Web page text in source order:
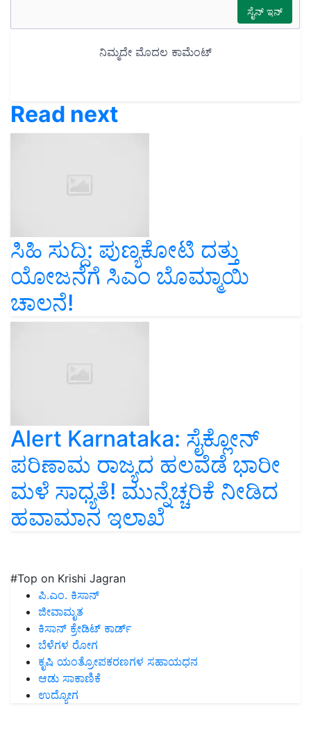
Read next
ಸಿಹಿ ಸುದ್ದಿ: ಪುಣ್ಯಕೋಟಿ ದತ್ತು
ಯೋಜನೆಗೆ ಸಿಎಂ ಬೊಮ್ಮಾಯಿ
ಚಾಲನೆ!
Alert Karnataka: ಸೈಕ್ಲೋನ್
ಪರಿಣಾಮ ರಾಜ್ಯದ ಹಲವೆಡೆ ಭಾರೀ
ಮಳೆ ಸಾಧ್ಯತೆ! ಮುನ್ನೆಚ್ಚರಿಕೆ ನೀಡಿದ
ಹವಾಮಾನ ಇಲಾಖೆ
#Top on Krishi Jagran
ಪಿ.ಎಂ. ಕಿಸಾನ್
ಜೀವಾಮೃತ
ಕಿಸಾನ್ ಕ್ರೇಡಿಟ್ ಕಾರ್ಡ್
ಬೆಳೆಗಳ ರೋಗ
ಕೃಷಿ ಯಂತ್ರೋಪಕರಣಗಳ ಸಹಾಯಧನ
ಆಡು ಸಾಕಾಣಿಕೆ
ಉದ್ಯೋಗ